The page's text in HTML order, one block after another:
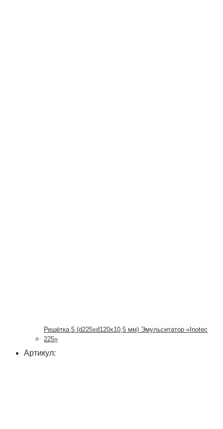
Решётка 5 (d225xd120x10,5 мм) Эмульситатор «Inotec
225»
Артикул: